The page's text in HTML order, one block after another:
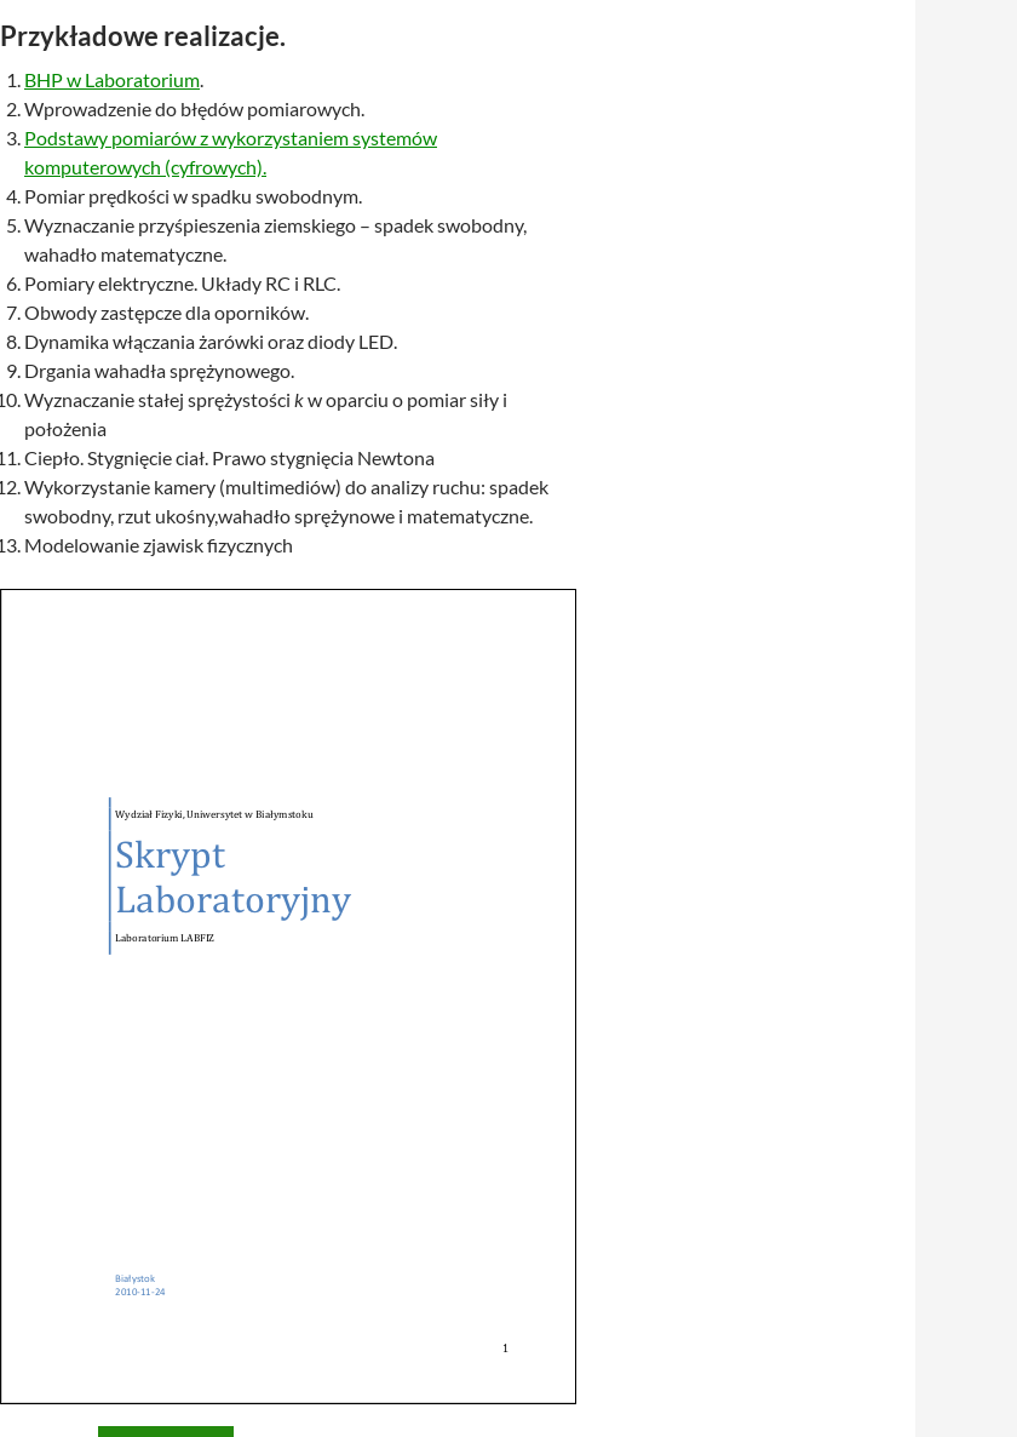
Przykładowe realizacje.
BHP w Laboratorium.
Wprowadzenie do błędów pomiarowych.
Podstawy pomiarów z wykorzystaniem systemów
komputerowych (cyfrowych).
Pomiar prędkości w spadku swobodnym.
Wyznaczanie przyśpieszenia ziemskiego – spadek swobodny,
wahadło matematyczne.
Pomiary elektryczne. Układy RC i RLC.
Obwody zastępcze dla oporników.
Dynamika włączania żarówki oraz diody LED.
Drgania wahadła sprężynowego.
Wyznaczanie stałej sprężystości kw oparciu o pomiar siły i
położenia
Ciepło. Stygnięcie ciał. Prawo stygnięcia Newtona
Wykorzystanie kamery (multimediów) do analizy ruchu: spadek
swobodny, rzut ukośny,wahadło sprężynowe i matematyczne.
Modelowanie zjawisk fizycznych